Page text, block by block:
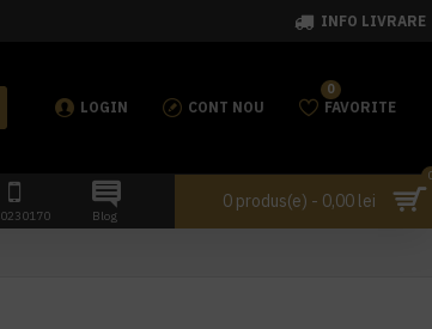
INFO LIVRARE
LOGIN CONT NOU FAVORITE
0
Blog
0 produs(e) - 0,00 lei